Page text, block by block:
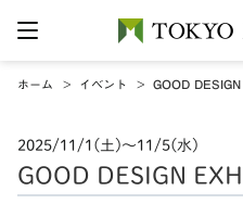
ホーム イベント GOOD
2025/11/1(土)〜11/5(水)
GOOD DESIGN